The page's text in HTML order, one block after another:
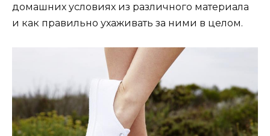
домашних условиях из различного материала
и как правильно ухаживать за ними в целом.